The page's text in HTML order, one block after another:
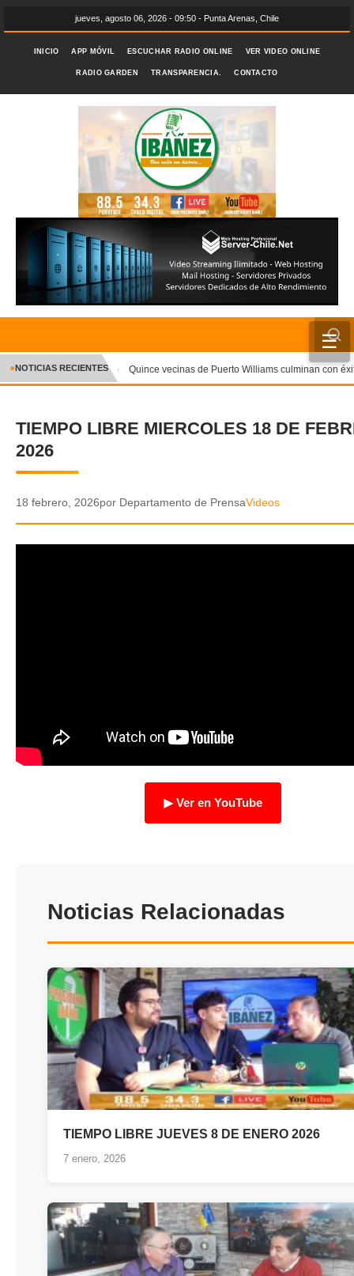
jueves, agosto 06, 2026 - 09:50 - Punta Arenas, Chile
INICIO APP MÓVIL ESCUCHAR RADIO ONLINE VER VIDEO ONLINE
RADIO GARDEN TRANSPARENCIA. CONTACTO
☰
INICIO
CRÓNICA
DEPORTES
POLICIAL
✕
●NOTICIAS RECIENTES Quince vecinas de Puerto Williams culminan con
TIEMPO LIBRE MIERCOLES 18 DE
2026
18 febrero, 2026por Departamento de PrensaVideos
▶ Ver en YouTube
Noticias Relacionadas
TIEMPO LIBRE JUEVES 8 DE ENERO 2026
7 enero, 2026